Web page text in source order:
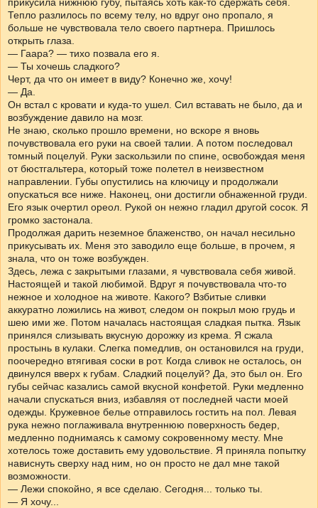
Тепло разлилось по всему телу, но вдруг оно пропало, я
больше не чувствовала тело своего партнера. Пришлось
открыть глаза.
— Гаара? — тихо позвала его я.
— Ты хочешь сладкого?
Черт, да что он имеет в виду? Конечно же, хочу!
— Да.
Он встал с кровати и куда-то ушел. Сил вставать не было, да и
возбуждение давило на мозг.
Не знаю, сколько прошло времени, но вскоре я вновь
почувствовала его руки на своей талии. А потом последовал
томный поцелуй. Руки заскользили по спине, освобождая меня
от бюстгальтера, который тоже полетел в неизвестном
направлении. Губы опустились на ключицу и продолжали
опускаться все ниже. Наконец, они достигли обнаженной груди.
Его язык очертил ореол. Рукой он нежно гладил другой сосок. Я
громко застонала.
Продолжая дарить неземное блаженство, он начал несильно
прикусывать их. Меня это заводило еще больше, в прочем, я
знала, что он тоже возбужден.
Здесь, лежа с закрытыми глазами, я чувствовала себя живой.
Настоящей и такой любимой. Вдруг я почувствовала что-то
нежное и холодное на животе. Какого? Взбитые сливки
аккуратно ложились на живот, следом он покрыл мою грудь и
шею ими же. Потом началась настоящая сладкая пытка. Язык
принялся слизывать вкусную дорожку из крема. Я сжала
простынь в кулаки. Слегка помедлив, он остановился на груди,
поочередно втягивая соски в рот. Когда сливок не осталось, он
двинулся вверх к губам. Сладкий поцелуй? Да, это был он. Его
губы сейчас казались самой вкусной конфетой. Руки медленно
начали спускаться вниз, избавляя от последней части моей
одежды. Кружевное белье отправилось гостить на пол. Левая
рука нежно поглаживала внутреннюю поверхность бедер,
медленно поднимаясь к самому сокровенному месту. Мне
хотелось тоже доставить ему удовольствие. Я приняла попытку
нависнуть сверху над ним, но он просто не дал мне такой
возможности.
— Лежи спокойно, я все сделаю. Сегодня... только ты.
— Я хочу...